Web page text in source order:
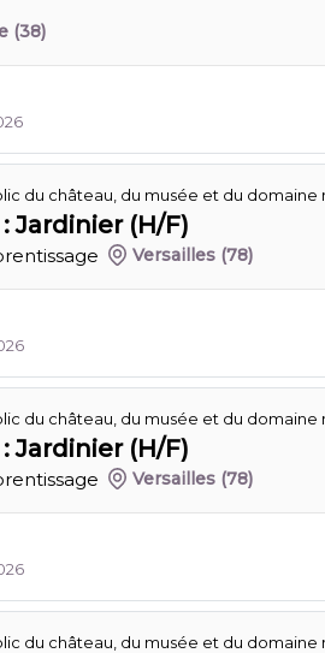
(38)
du château, du musée et du domaine
Jardinier (H/F)
Versailles (78)
du château, du musée et du domaine
Jardinier (H/F)
Versailles (78)
du château, du musée et du domaine